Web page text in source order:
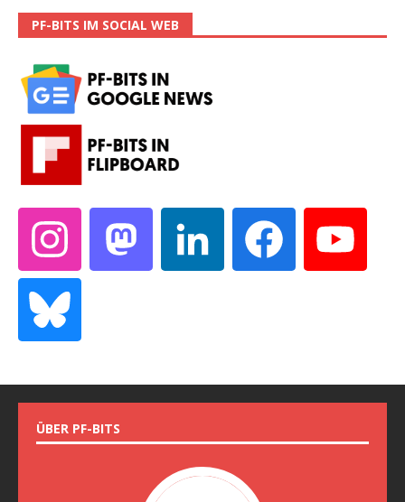
PF-BITS IM SOCIAL WEB
ÜBER PF-BITS